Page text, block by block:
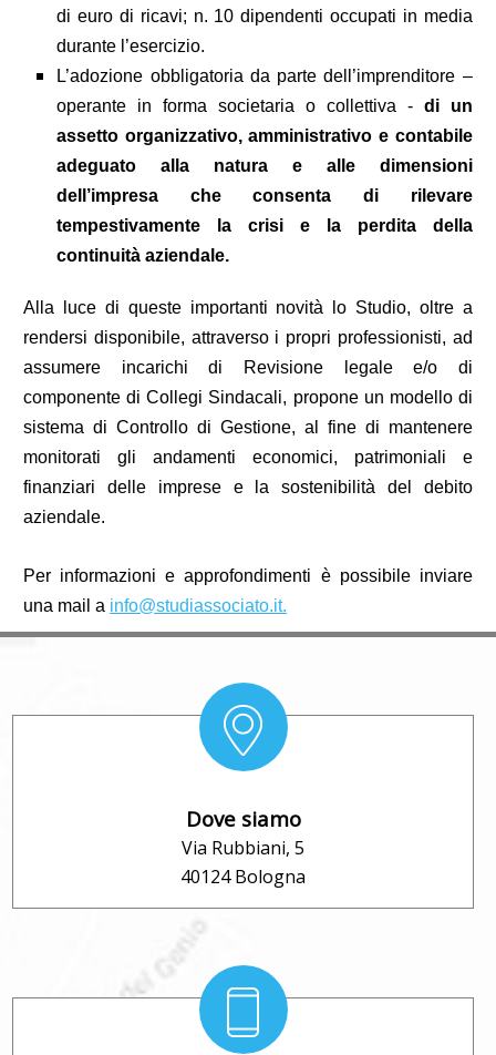
di euro di ricavi; n. 10 dipendenti occupati in media
durante l’esercizio.
L’adozione obbligatoria da parte dell’imprenditore –
operante in forma societaria o collettiva - di un
assetto organizzativo, amministrativo e contabile
adeguato alla natura e alle dimensioni
dell’impresa che consenta di rilevare
tempestivamente la crisi e la perdita della
continuità aziendale.
Alla luce di queste importanti novità lo Studio, oltre a
rendersi disponibile, attraverso i propri professionisti, ad
assumere incarichi di Revisione legale e/o di
componente di Collegi Sindacali, propone un modello di
sistema di Controllo di Gestione, al fine di mantenere
monitorati gli andamenti economici, patrimoniali e
finanziari delle imprese e la sostenibilità del debito
aziendale.
Per informazioni e approfondimenti è possibile inviare
una mail a info@studiassociato.it.
Dove siamo
Via Rubbiani, 5
40124 Bologna